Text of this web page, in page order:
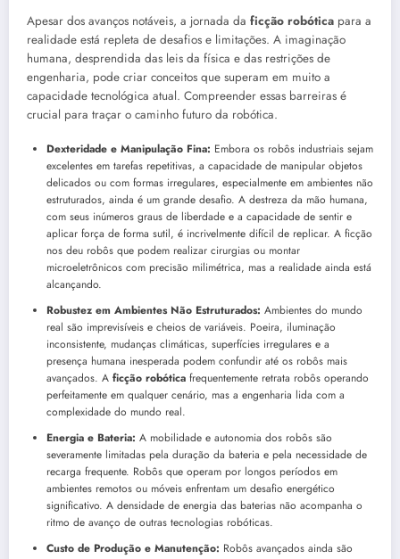
Apesar dos avanços notáveis, a jornada da ficção robótica para a
realidade está repleta de desafios e limitações. A imaginação
humana, desprendida das leis da física e das restrições de
engenharia, pode criar conceitos que superam em muito a
capacidade tecnológica atual. Compreender essas barreiras é
crucial para traçar o caminho futuro da robótica.
Dexteridade e Manipulação Fina: Embora os robôs industriais sejam
excelentes em tarefas repetitivas, a capacidade de manipular objetos
delicados ou com formas irregulares, especialmente em ambientes não
estruturados, ainda é um grande desafio. A destreza da mão humana,
com seus inúmeros graus de liberdade e a capacidade de sentir e
aplicar força de forma sutil, é incrivelmente difícil de replicar. A ficção
nos deu robôs que podem realizar cirurgias ou montar
microeletrônicos com precisão milimétrica, mas a realidade ainda está
alcançando.
Robustez em Ambientes Não Estruturados: Ambientes do mundo
real são imprevisíveis e cheios de variáveis. Poeira, iluminação
inconsistente, mudanças climáticas, superfícies irregulares e a
presença humana inesperada podem confundir até os robôs mais
avançados. A ficção robótica frequentemente retrata robôs operando
perfeitamente em qualquer cenário, mas a engenharia lida com a
complexidade do mundo real.
Energia e Bateria: A mobilidade e autonomia dos robôs são
severamente limitadas pela duração da bateria e pela necessidade de
recarga frequente. Robôs que operam por longos períodos em
ambientes remotos ou móveis enfrentam um desafio energético
significativo. A densidade de energia das baterias não acompanha o
ritmo de avanço de outras tecnologias robóticas.
Custo de Produção e Manutenção: Robôs avançados ainda são